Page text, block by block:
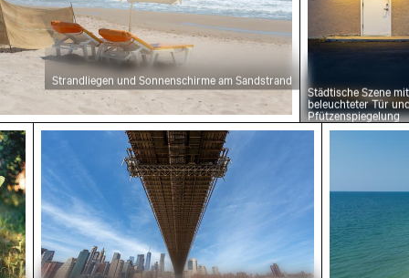
Strandliegen und Sonnenschirme am Sandstrand
Städtische Szene mit
beleuchteter Tür
Pfützenspiegelung
eines lebhaften Kaktus in natürlicher Umgebung
Unteransicht der Brooklyn-Brücke mit Skyline
Einsamer